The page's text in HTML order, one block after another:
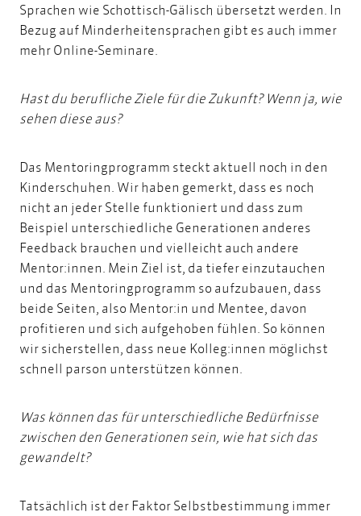
Sprachen wie Schottisch-Gälisch übersetzt werden. In
Bezug auf Minderheitensprachen gibt es auch immer
mehr Online-Seminare.
Hast du berufliche Ziele für die Zukunft? Wenn ja, wie
sehen diese aus?
Das Mentoringprogramm steckt aktuell noch in den
Kinderschuhen. Wir haben gemerkt, dass es noch
nicht an jeder Stelle funktioniert und dass zum
Beispiel unterschiedliche Generationen anderes
Feedback brauchen und vielleicht auch andere
Mentor:innen. Mein Ziel ist, da tiefer einzutauchen
und das Mentoringprogramm so aufzubauen, dass
beide Seiten, also Mentor:in und Mentee, davon
profitieren und sich aufgehoben fühlen. So können
wir sicherstellen, dass neue Kolleg:innen möglichst
schnell parson unterstützen können.
Was können das für unterschiedliche Bedürfnisse
zwischen den Generationen sein, wie hat sich das
gewandelt?
Tatsächlich ist der Faktor Selbstbestimmung immer